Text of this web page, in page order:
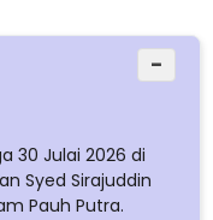
−
30 Julai 2026 di
Syed Sirajuddin
Pauh Putra.